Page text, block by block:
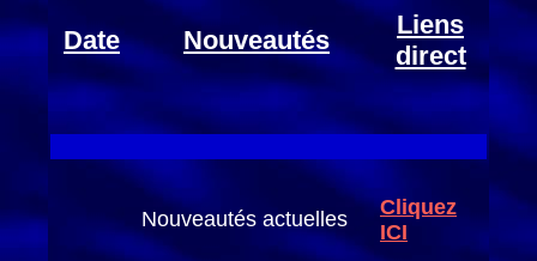
Date Nouveautés
Liens
direct
Nouveautés actuelles
Cliquez
ICI